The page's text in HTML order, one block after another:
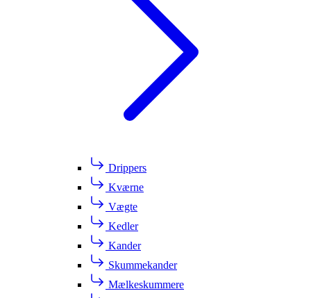
Drippers
Kværne
Vægte
Kedler
Kander
Skummekander
Mælkeskummere